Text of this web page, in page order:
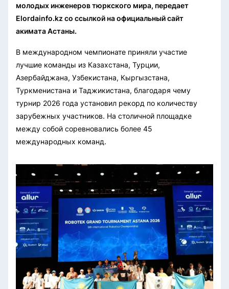
молодых инженеров тюркского мира, передает
Elordainfo.kz со ссылкой на официальный сайт
акимата Астаны.
В международном чемпионате приняли участие
лучшие команды из Казахстана, Турции,
Азербайджана, Узбекистана, Кыргызстана,
Туркменистана и Таджикистана, благодаря чему
турнир 2026 года установил рекорд по количеству
зарубежных участников. На столичной площадке
между собой соревновались более 45
международных команд.